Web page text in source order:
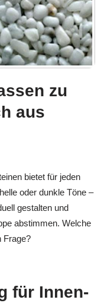
zu
aus
bietet für jeden
oder dunkle Töne –
gestalten und
abstimmen. Welche
Frage?
für Innen-